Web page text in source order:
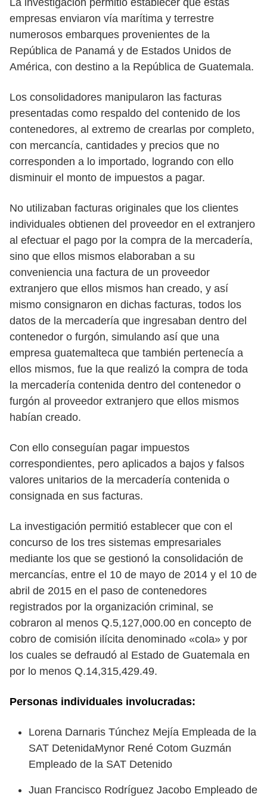
La investigación permitió establecer que estas
empresas enviaron vía marítima y terrestre
numerosos embarques provenientes de la
República de Panamá y de Estados Unidos de
América, con destino a la República de Guatemala.
Los consolidadores manipularon las facturas
presentadas como respaldo del contenido de los
contenedores, al extremo de crearlas por completo,
con mercancía, cantidades y precios que no
corresponden a lo importado, logrando con ello
disminuir el monto de impuestos a pagar.
No utilizaban facturas originales que los clientes
individuales obtienen del proveedor en el extranjero
al efectuar el pago por la compra de la mercadería,
sino que ellos mismos elaboraban a su
conveniencia una factura de un proveedor
extranjero que ellos mismos han creado, y así
mismo consignaron en dichas facturas, todos los
datos de la mercadería que ingresaban dentro del
contenedor o furgón, simulando así que una
empresa guatemalteca que también pertenecía a
ellos mismos, fue la que realizó la compra de toda
la mercadería contenida dentro del contenedor o
furgón al proveedor extranjero que ellos mismos
habían creado.
Con ello conseguían pagar impuestos
correspondientes, pero aplicados a bajos y falsos
valores unitarios de la mercadería contenida o
consignada en sus facturas.
La investigación permitió establecer que con el
concurso de los tres sistemas empresariales
mediante los que se gestionó la consolidación de
mercancías, entre el 10 de mayo de 2014 y el 10 de
abril de 2015 en el paso de contenedores
registrados por la organización criminal, se
cobraron al menos Q.5,127,000.00 en concepto de
cobro de comisión ilícita denominado «cola» y por
los cuales se defraudó al Estado de Guatemala en
por lo menos Q.14,315,429.49.
Personas individuales involucradas:
Lorena Darnaris Túnchez Mejía Empleada de la
SAT DetenidaMynor René Cotom Guzmán
Empleado de la SAT Detenido
Juan Francisco Rodríguez Jacobo Empleado de